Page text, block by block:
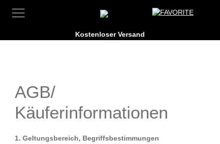
AGB/
Käuferinformationen
1. Geltungsbereich, Begriffsbestimmungen